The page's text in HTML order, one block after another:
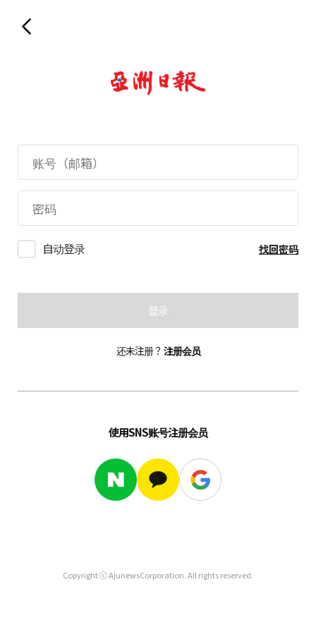
自动登录 找回密码
登录
还未注册？ 注册会员
使用SNS账号注册会员
Copyright ⓒ AjunewsCorporation. All rights reserved.